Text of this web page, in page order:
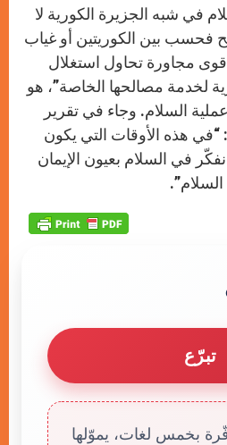
في شبه الجزيرة الكورية لا
فحسب بين الكوريتين أو غياب
مجاورة تحاول استغلال
لخدمة مصالحها الخاصة”، هو
السلام. وجاء في تقرير
“في هذه الأوقات التي يكون
في السلام بعيون الإيمان
تبرّع
بخمس لغات، يموّلها